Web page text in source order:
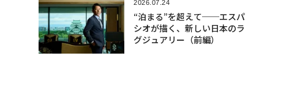
2026.07.24
“泊まる”を超えて──エスパ
シオが描く、新しい日本のラ
グジュアリー（前編）